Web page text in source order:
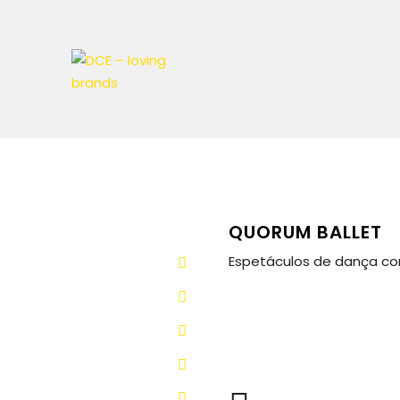
QUORUM BALLET
Espetáculos de dança